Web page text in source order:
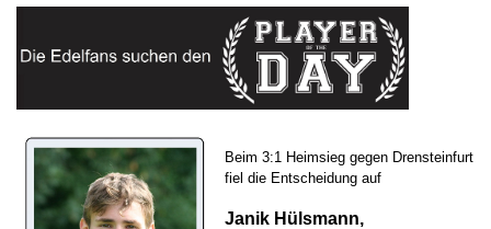
Beim 3:1 Heimsieg gegen Drensteinfurt
fiel die Entscheidung auf
Janik Hülsmann,